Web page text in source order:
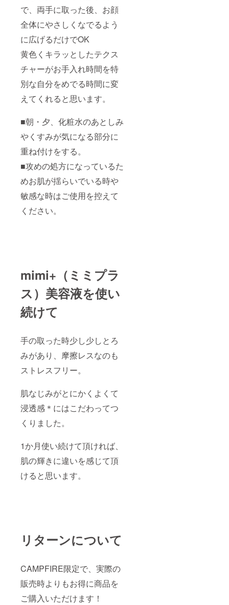
で、両手に取った後、お顔
全体にやさしくなでるよう
に広げるだけでOK
黄色くキラッとしたテクス
チャーがお手入れ時間を特
別な自分をめでる時間に変
えてくれると思います。
■朝・夕、化粧水のあとしみ
やくすみが気になる部分に
重ね付けをする。
■攻めの処方になっているた
めお肌が揺らいでいる時や
敏感な時はご使用を控えて
ください。
mimi+（ミミプラ
ス）美容液を使い
続けて
手の取った時少し少しとろ
みがあり、摩擦レスなのも
ストレスフリー。
肌なじみがとにかくよくて
浸透感＊にはこだわってつ
くりました。
1か月使い続けて頂ければ、
肌の輝きに違いを感じて頂
けると思います。
リターンについて
CAMPFIRE限定で、実際の
販売時よりもお得に商品を
ご購入いただけます！